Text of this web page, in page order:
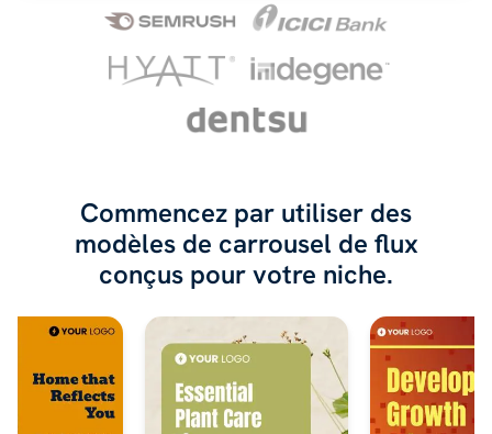
Commencez par utiliser des
modèles de carrousel de flux
conçus pour votre niche.